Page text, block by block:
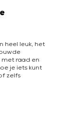
heel leuk, het
met raad en
je iets kunt
zelfs